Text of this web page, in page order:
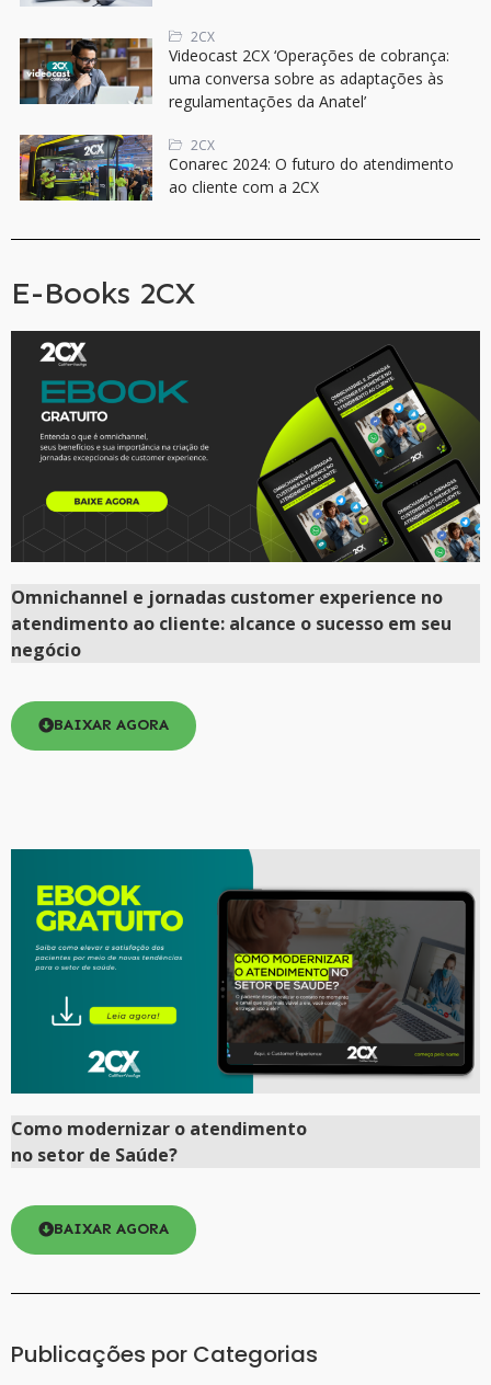
2CX
Videocast 2CX ‘Operações de cobrança:
uma conversa sobre as adaptações às
regulamentações da Anatel’
2CX
Conarec 2024: O futuro do atendimento
ao cliente com a 2CX
E-Books 2CX
Omnichannel e jornadas customer experience no
atendimento ao cliente: alcance o sucesso em seu
negócio
BAIXAR AGORA
Como modernizar o atendimento
no setor de Saúde?
BAIXAR AGORA
Publicações por Categorias